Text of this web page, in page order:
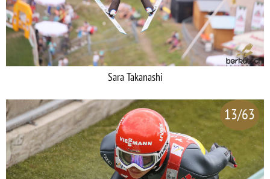
Sara Takanashi
13/63